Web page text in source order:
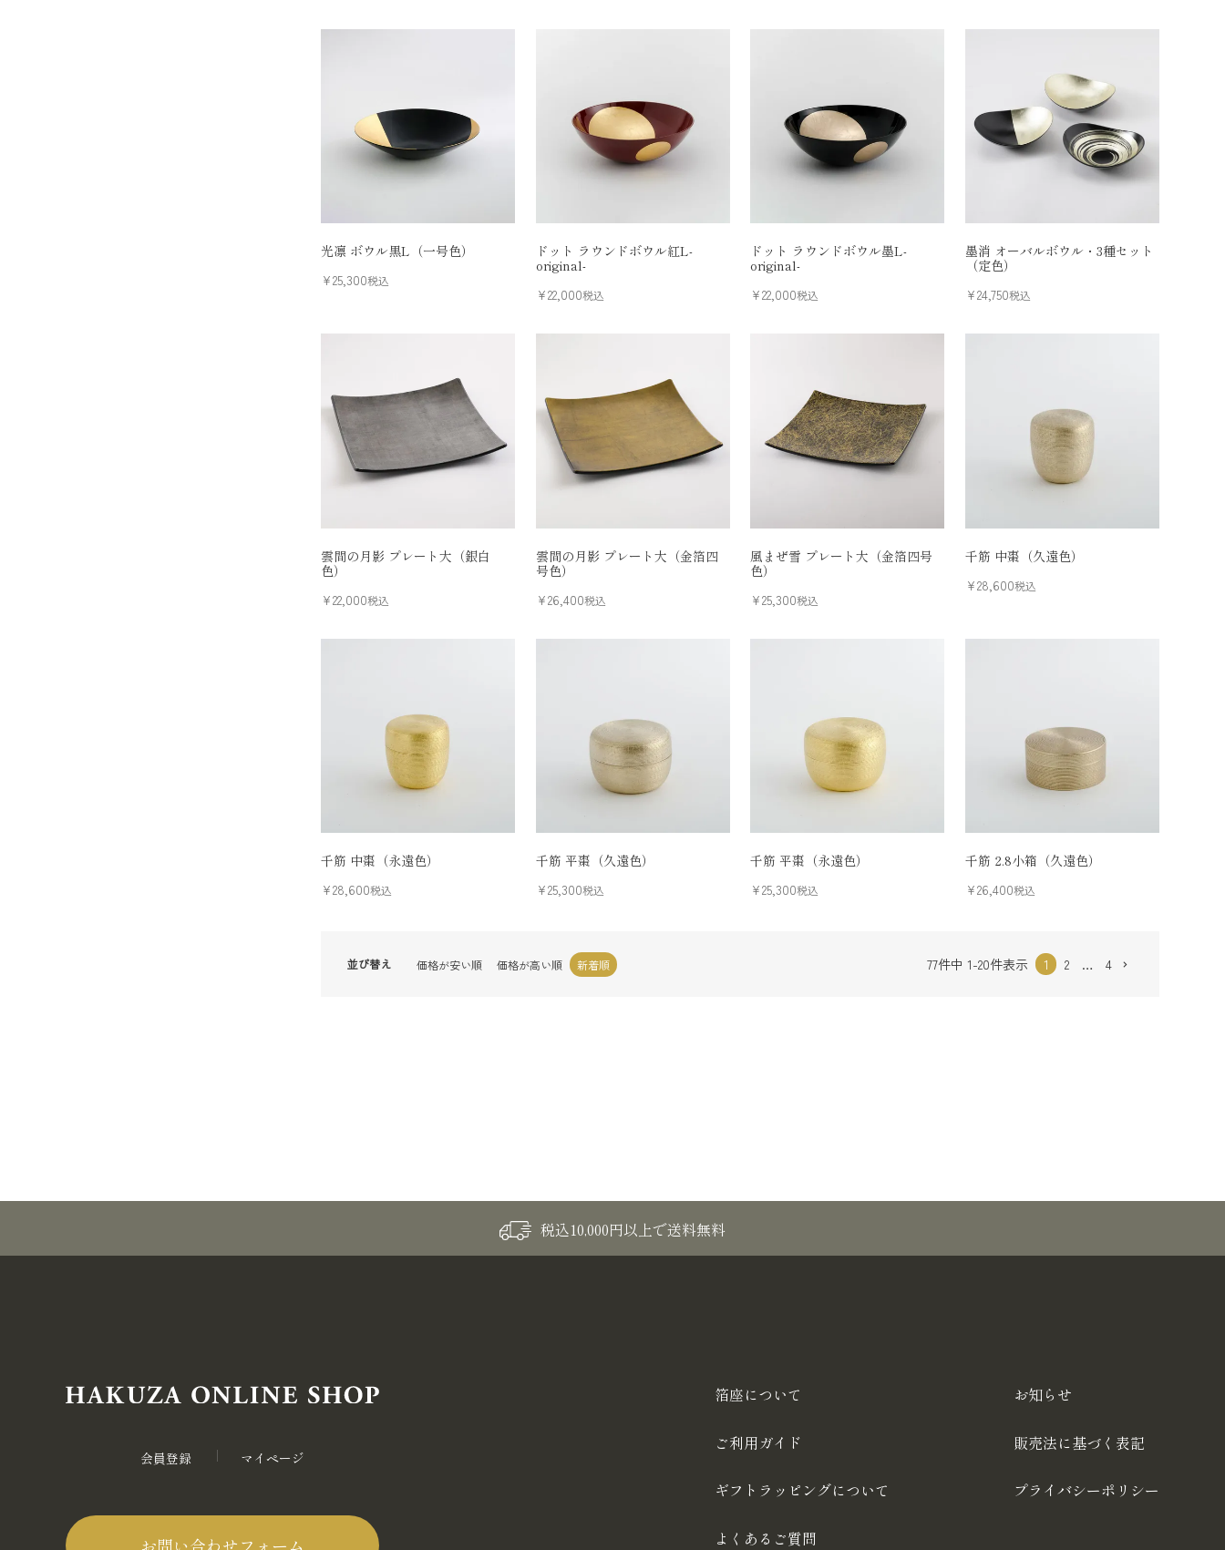
光凛 ボウル黒L（一号色）
¥25,300税込
ドット ラウンドボウル紅L-
original-
¥22,000税込
ドット ラウンドボウル墨L-
original-
¥22,000税込
墨消 オーバルボウル・3種セット
（定色）
¥24,750税込
雲間の月影 プレート大（銀白
色）
¥22,000税込
雲間の月影 プレート大（金箔四
号色）
¥26,400税込
風まぜ雪 プレート大（金箔四号
色）
¥25,300税込
千筋 中棗（久遠色）
¥28,600税込
千筋 中棗（永遠色）
¥28,600税込
千筋 平棗（久遠色）
¥25,300税込
千筋 平棗（永遠色）
¥25,300税込
千筋 2.8小箱（久遠色）
¥26,400税込
並び替え 価格が安い順 価格が高い順 新着順 77件中 1-20件表示 1 2 … 4
税込10,000円以上で送料無料
会員登録 マイページ
箔座について
ご利用ガイド
ギフトラッピングについて
よくあるご質問
お知らせ
販売法に基づく表記
プライバシーポリシー